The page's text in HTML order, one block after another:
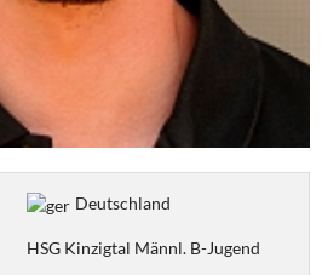
Deutschland
HSG Kinzigtal Männl. B-Jugend